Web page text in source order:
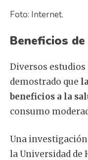
Foto: Internet.
Beneficios
Diversos
demostrado que
beneficios a la
consumo
Una
la Universidad de